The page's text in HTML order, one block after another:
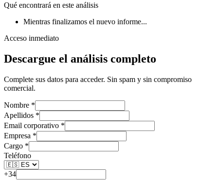
Qué encontrará en este análisis
Mientras finalizamos el nuevo informe...
Acceso inmediato
Descargue el análisis completo
Complete sus datos para acceder. Sin spam y sin compromiso
comercial.
Nombre *
Apellidos *
Email corporativo *
Empresa *
Cargo *
Teléfono
+34